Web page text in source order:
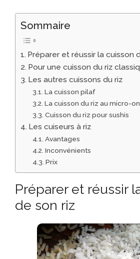
Sommaire
Préparer et réussir la cuisson
Pour une cuisson du riz
Les autres cuissons du riz
La cuisson pilaf
La cuisson du riz au micro-
Cuisson du riz pour sushis
Les cuiseurs à riz
Avantages
Inconvénients
Prix
Préparer et réussir
de son riz